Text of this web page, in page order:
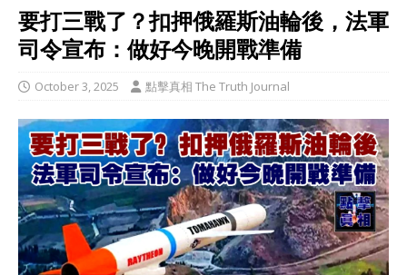
要打三戰了？扣押俄羅斯油輪後，法軍
司令宣布：做好今晚開戰準備
October 3, 2025 點擊真相 The Truth Journal